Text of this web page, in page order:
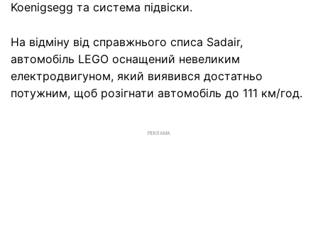
Koenigsegg та система підвіски.
На відміну від справжнього списа Sadair,
автомобіль LEGO оснащений невеликим
електродвигуном, який виявився достатньо
потужним, щоб розігнати автомобіль до 111 км/год.
РЕКЛАМА